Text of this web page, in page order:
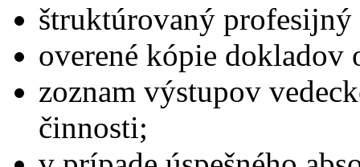
štruktúrovaný
overené kópie dokladov
zoznam výstupov
činnosti;